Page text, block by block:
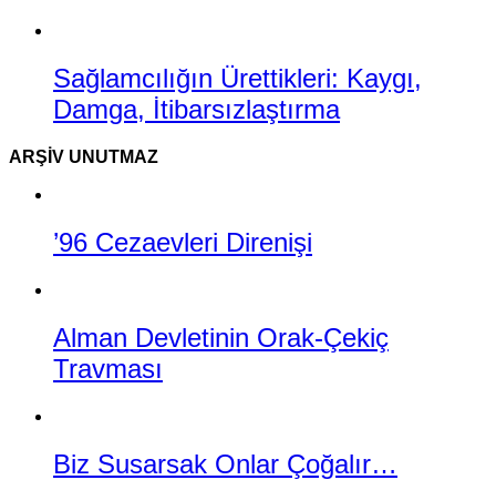
Sağlamcılığın Ürettikleri: Kaygı,
Damga, İtibarsızlaştırma
ARŞIV UNUTMAZ
’96 Cezaevleri Direnişi
Alman Devletinin Orak-Çekiç
Travması
Biz Susarsak Onlar Çoğalır…